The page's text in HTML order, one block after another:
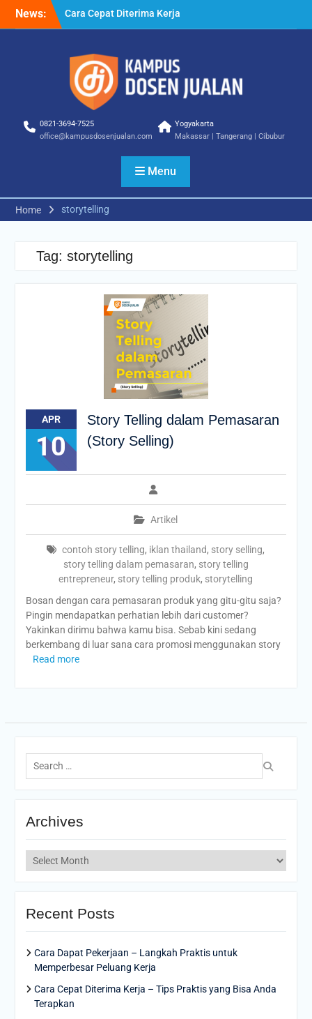
News:
Cara Cepat Diterima Kerja
– Tips Praktis yang Bisa
Cara Biar Dapat Pekerjaan
– Panduan Lengkap untuk
Pencari Kerja
Cara Dapat Pekerjaan –
Memperbesar Peluang
0821-3694-7525
office@kampusdosenjualan.com
Yogyakarta
Makassar | Tangerang | Cibubur
Menu
Home storytelling
Tag: storytelling
APR
10
Story Telling dalam Pemasaran
(Story Selling)
Artikel
contoh story telling, iklan thailand, story selling,
story telling dalam pemasaran, story telling
entrepreneur, story telling produk, storytelling
Bosan dengan cara pemasaran produk yang gitu-gitu saja?
Pingin mendapatkan perhatian lebih dari customer?
Yakinkan dirimu bahwa kamu bisa. Sebab kini sedang
berkembang di luar sana cara promosi menggunakan story
Read more
Search
for:
Archives
Archives
Recent Posts
Cara Dapat Pekerjaan – Langkah Praktis untuk
Memperbesar Peluang Kerja
Cara Cepat Diterima Kerja – Tips Praktis yang Bisa Anda
Terapkan